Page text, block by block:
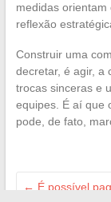
medidas
reflexão
Construir uma
decretar, é agir, a
trocas sinceras e
equipes. É aí que
pode, de fato,
← É possível